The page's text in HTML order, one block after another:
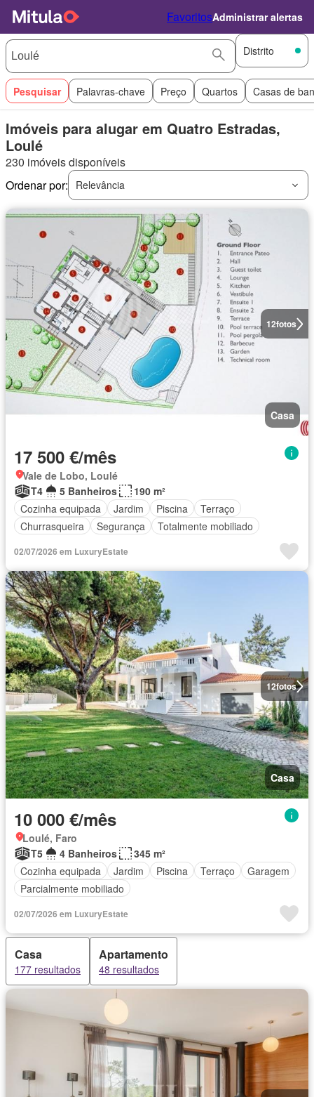
FavoritosAdministrar alertas
Distrito
Pesquisar Palavras-chave Preço Quartos Casas de
Imóveis para alugar em Quatro Estradas,
Loulé
230 imóveis disponíveis
Ordenar por:
Relevância
12fotos
Casa
17 500 €/mês
Vale de Lobo, Loulé
T4
5 Banheiros
190 m²
Cozinha equipada
Jardim Piscina
Terraço
Churrasqueira
Segurança Totalmente mobiliado
02/07/2026 em LuxuryEstate
12fotos
Casa
10 000 €/mês
Loulé, Faro
T5
4 Banheiros
345 m²
Cozinha equipada
Jardim Piscina Terraço
Garagem
Parcialmente mobiliado
02/07/2026 em LuxuryEstate
Casa
177 resultados
Apartamento
48 resultados